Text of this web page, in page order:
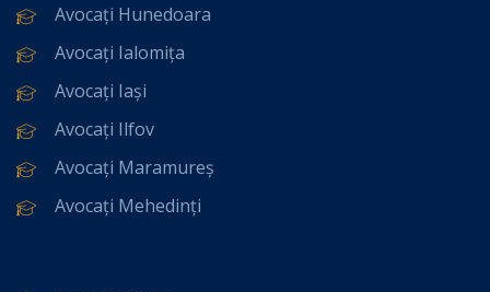
Avocați Hunedoara
Avocați Ialomița
Avocați Iași
Avocați Ilfov
Avocați Maramureș
Avocați Mehedinți